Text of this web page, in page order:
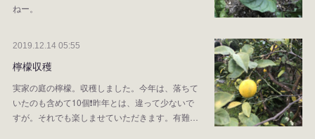
ねー。
2019.12.14 05:55
檸檬収穫
実家の庭の檸檬。収穫しました。今年は、落ちて
いたのも含めて10個❗️昨年とは、違って少ないで
すが。それでも楽しませていただきます。有難…